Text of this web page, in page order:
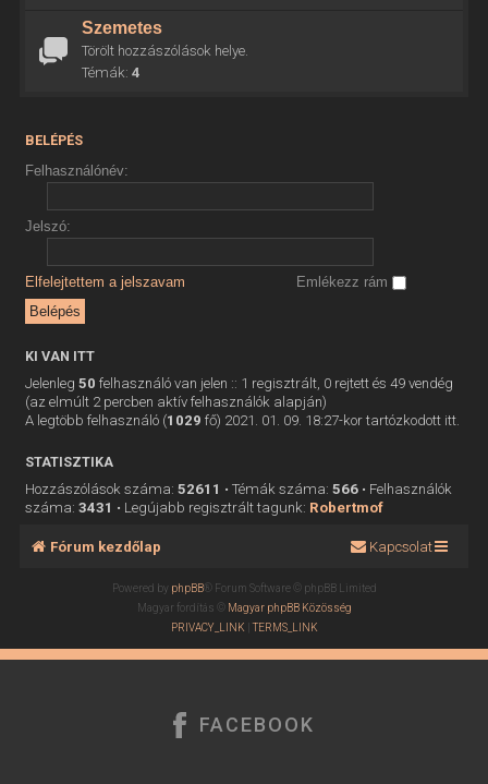
Szemetes
Törölt hozzászólások helye.
Témák: 4
BELÉPÉS
Felhasználónév:
Jelszó:
Elfelejtettem a jelszavam Emlékezz rám
KI VAN ITT
Jelenleg 50 felhasználó van jelen :: 1 regisztrált, 0 rejtett és 49 vendég
(az elmúlt 2 percben aktív felhasználók alapján)
A legtöbb felhasználó (1029 fő) 2021. 01. 09. 18:27-kor tartózkodott itt.
STATISZTIKA
Hozzászólások száma: 52611 • Témák száma: 566• Felhasználók
száma: 3431 • Legújabb regisztrált tagunk: Robertmof
Fórum kezdőlap Kapcsolat
Powered by phpBB® Forum Software © phpBB Limited
Magyar fordítás © Magyar phpBB Közösség
PRIVACY_LINK |TERMS_LINK
FACEBOOK